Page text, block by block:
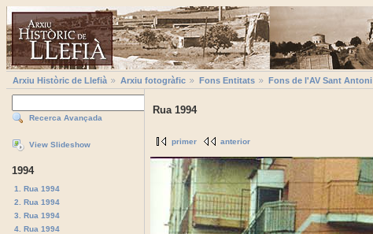
Arxiu Històric de Llefià Arxiu fotogràfic Fons Entitats Fons de l'AV Sant Antoni
Recerca Avançada
View Slideshow
1994
1. Rua 1994
2. Rua 1994
3. Rua 1994
4. Rua 1994
Rua 1994
primer anterior